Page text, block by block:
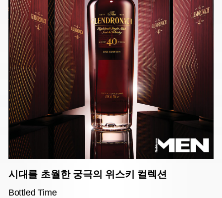
시대를 초월한 궁극의 위스키 컬렉션
Bottled Time